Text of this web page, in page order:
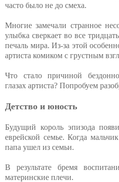
часто было не до смеха.
Многие замечали странное
улыбка сверкает во все
печаль мира. Из-за этой
артиста комиком с грустным
Что стало причиной
глазах артиста? Попробуем
Детство и юность
Будущий король эпизода
еврейской семье. Когда
папа ушел из семьи.
В результате бремя
материнские плечи.